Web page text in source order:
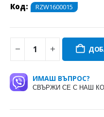
Код: RZW1600015
ИМАШ ВЪПРОС?
СВЪРЖИ СЕ С НАШ